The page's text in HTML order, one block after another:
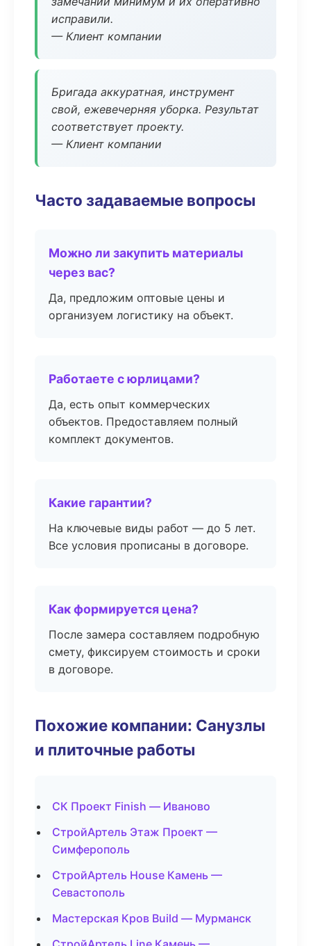
исправили.
— Клиент компании
Бригада аккуратная, инструмент
свой, ежевечерняя уборка. Результат
соответствует проекту.
— Клиент компании
Часто задаваемые вопросы
Можно ли закупить материалы
через вас?
Да, предложим оптовые цены и
организуем логистику на объект.
Работаете с юрлицами?
Да, есть опыт коммерческих
объектов. Предоставляем полный
комплект документов.
Какие гарантии?
На ключевые виды работ — до 5 лет.
Все условия прописаны в договоре.
Как формируется цена?
После замера составляем подробную
смету, фиксируем стоимость и сроки
в договоре.
Похожие компании: Санузлы
и плиточные работы
СК Проект Finish — Иваново
СтройАртель Этаж Проект —
Симферополь
СтройАртель House Камень —
Севастополь
Мастерская Кров Build — Мурманск